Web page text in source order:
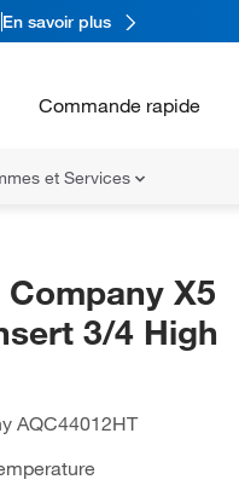
En savoir plus
Commande rapide
et Services
X5
3/4 High
AQC44012HT